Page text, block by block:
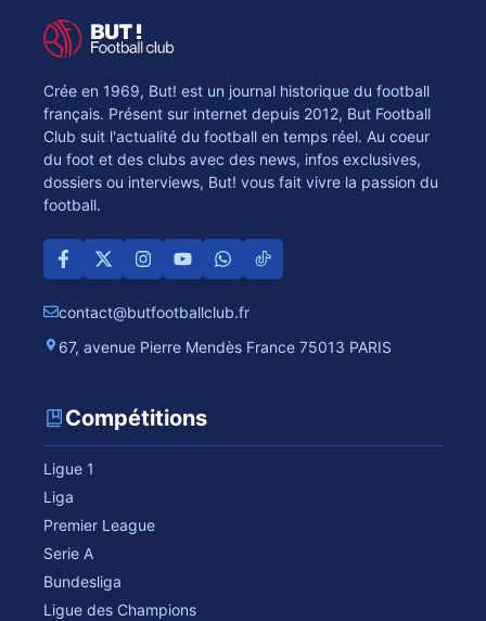
Crée en 1969, But! est un journal historique du football
français. Présent sur internet depuis 2012, But Football
Club suit l'actualité du football en temps réel. Au coeur
du foot et des clubs avec des news, infos exclusives,
dossiers ou interviews, But! vous fait vivre la passion du
football.
contact@butfootballclub.fr
67, avenue Pierre Mendès France 75013 PARIS
Compétitions
Ligue 1
Liga
Premier League
Serie A
Bundesliga
Ligue des Champions